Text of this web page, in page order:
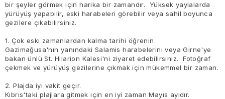
bir şeyler görmek için harika bir zamandır. Yüksek yaylalarda
yürüyüş yapabilir, eski harabeleri görebilir veya sahil boyunca
gezilere çıkabilirsiniz.
1. Çok eski zamanlardan kalma tarihi öğrenin.
Gazimağusa'nın yanındaki Salamis harabelerini veya Girne'ye
bakan ünlü St. Hilarion Kalesi'ni ziyaret edebilirsiniz. Fotoğraf
çekmek ve yürüyüş gezilerine çıkmak için mükemmel bir zaman.
2. Plajda iyi vakit geçir.
Kıbrıs'taki plajlara gitmek için en iyi zaman Mayıs ayıdır.